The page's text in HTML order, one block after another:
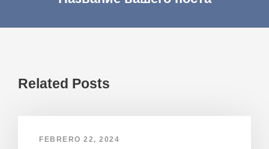
Related Posts
FEBRERO 22, 2024